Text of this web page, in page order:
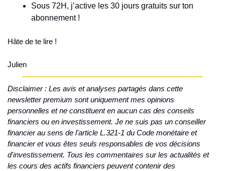
Sous 72H, j’active les 30 jours gratuits sur ton
abonnement !
Hâte de te lire !
Julien
Disclaimer : Les avis et analyses partagés dans cette
newsletter premium sont uniquement mes opinions
personnelles et ne constituent en aucun cas des conseils
financiers ou en investissement. Je ne suis pas un conseiller
financier au sens de l'article L.321-1 du Code monétaire et
financier et vous êtes seuls responsables de vos décisions
d'investissement. Tous les commentaires sur les actualités et
les cours des actifs financiers peuvent contenir des